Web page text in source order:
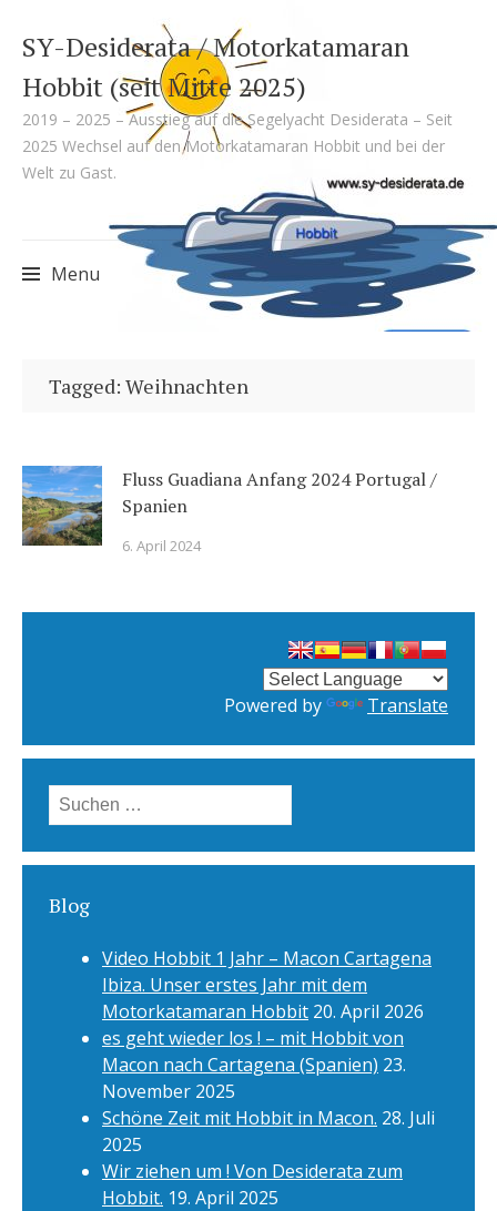
SY-Desiderata / Motorkatamaran
Hobbit (seit Mitte 2025)
2019 – 2025 – Ausstieg auf die Segelyacht Desiderata – Seit
2025 Wechsel auf den Motorkatamaran Hobbit und bei der
Welt zu Gast.
Menu
to
Tagged: Weihnachten
Fluss Guadiana Anfang 2024 Portugal /
Spanien
6. April 2024
Powered by Translate
Suchen
nach:
Blog
Video Hobbit 1 Jahr – Macon Cartagena
Ibiza. Unser erstes Jahr mit dem
Motorkatamaran Hobbit 20. April 2026
es geht wieder los ! – mit Hobbit von
Macon nach Cartagena (Spanien) 23.
November 2025
Schöne Zeit mit Hobbit in Macon. 28. Juli
2025
Wir ziehen um ! Von Desiderata zum
Hobbit. 19. April 2025